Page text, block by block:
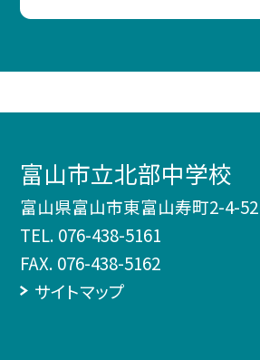
富山市立北部中学校
富山県富山市東富山寿町2-4-52
TEL. 076-438-5161
FAX. 076-438-5162
サイトマップ